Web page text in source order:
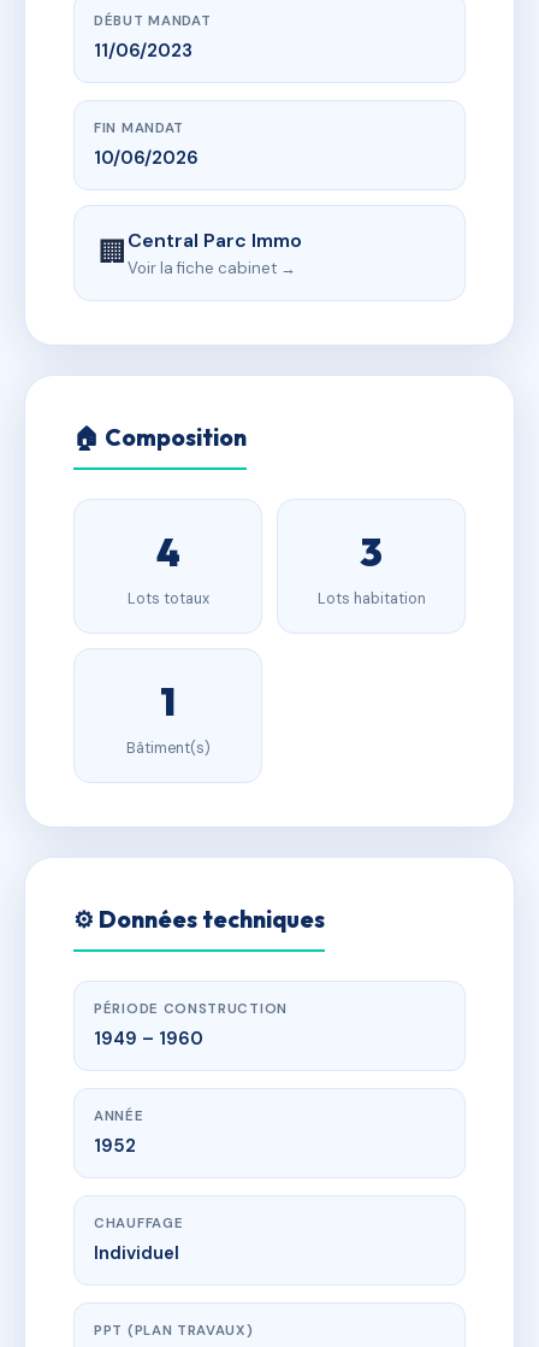
DÉBUT MANDAT
11/06/2023
FIN MANDAT
10/06/2026
🏢Central Parc Immo
Voir la fiche cabinet →
🏠 Composition
4
Lots totaux
3
Lots habitation
1
Bâtiment(s)
⚙️ Données techniques
PÉRIODE CONSTRUCTION
1949 – 1960
ANNÉE
1952
CHAUFFAGE
Individuel
PPT (PLAN TRAVAUX)